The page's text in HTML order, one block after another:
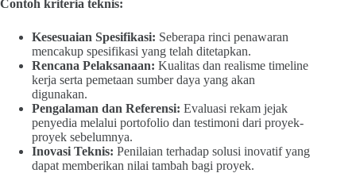
Contoh kriteria teknis:
Kesesuaian Spesifikasi: Seberapa rinci penawaran
mencakup spesifikasi yang telah ditetapkan.
Rencana Pelaksanaan: Kualitas dan realisme timeline
kerja serta pemetaan sumber daya yang akan
digunakan.
Pengalaman dan Referensi: Evaluasi rekam jejak
penyedia melalui portofolio dan testimoni dari proyek-
proyek sebelumnya.
Inovasi Teknis: Penilaian terhadap solusi inovatif yang
dapat memberikan nilai tambah bagi proyek.